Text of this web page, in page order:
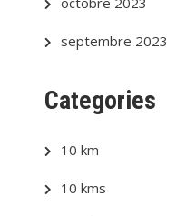
septembre 2023
Categories
10 km
10 kms